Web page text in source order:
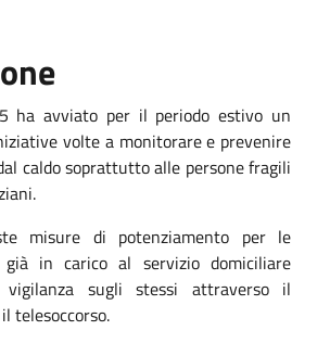
ha avviato per il periodo estivo un
volte a monitorare e prevenire
caldo soprattutto alle persone fragili
misure di potenziamento per le
in carico al servizio domiciliare
vigilanza sugli stessi attraverso il
telesoccorso.